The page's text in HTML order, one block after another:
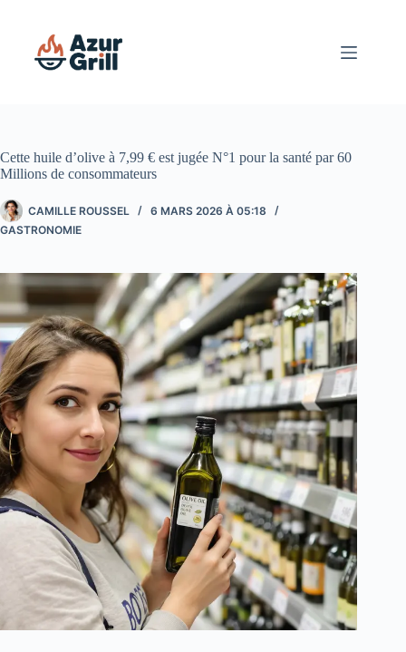
Cette huile d’olive à 7,99 € est jugée N°1 pour la santé par 60
Millions de consommateurs
CAMILLE ROUSSEL
6 MARS 2026 À 05:18
GASTRONOMIE